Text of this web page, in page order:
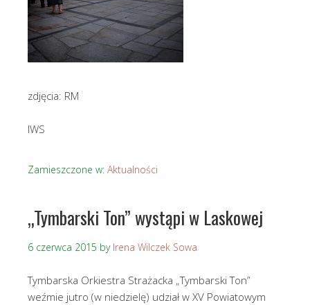
zdjęcia: RM
IWS
Zamieszczone w: Aktualności
„Tymbarski Ton” wystąpi w Laskowej
6 czerwca 2015 by Irena Wilczek Sowa
Tymbarska Orkiestra Strażacka „Tymbarski Ton”
weźmie jutro (w niedzielę) udział w XV Powiatowym